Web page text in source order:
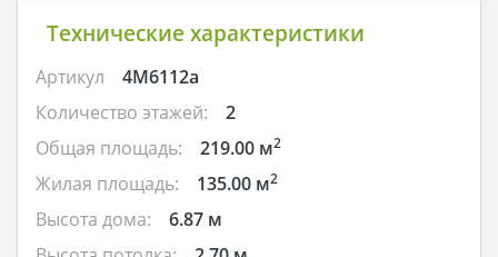
Технические характеристики
Артикул
4M6112a
Количество этажей:
2
Общая площадь:
219.00 м2
Жилая площадь: 135.00 м2
Высота дома:
6.87 м